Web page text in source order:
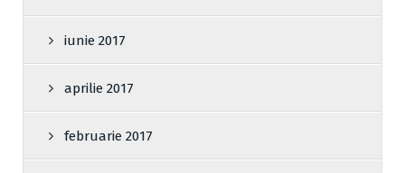
iunie 2017
aprilie 2017
februarie 2017